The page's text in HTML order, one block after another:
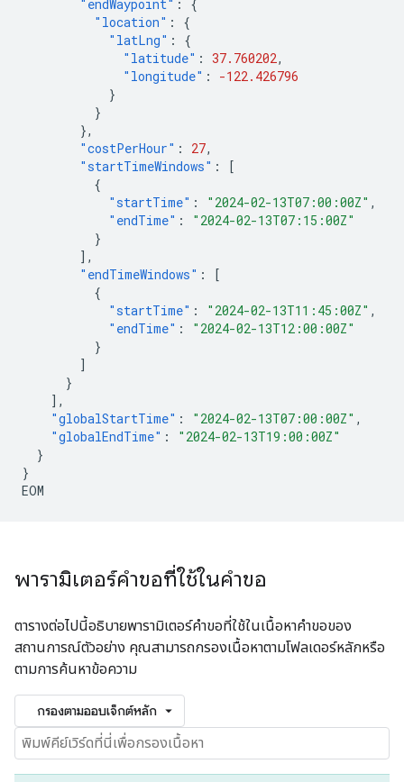
"endWaypoint" :
{
"location" :
{
"latLng" :
{
"latitude" : 37.760202,
"longitude" :
-122.426796
}
}
},
"costPerHour" : 27,
"startTimeWindows" :
[
{
"startTime" : "2024-02-13T07:00:00Z" ,
"endTime" :
"2024-02-13T07:15:00Z"
}
],
"endTimeWindows" :
[
{
"startTime" : "2024-02-13T11:45:00Z" ,
"endTime" :
"2024-02-13T12:00:00Z"
}
]
}
],
"globalStartTime" : "2024-02-13T07:00:00Z" ,
"globalEndTime" :
"2024-02-13T19:00:00Z"
}
}
EOM
พารามิเตอร์คำขอที่ใช้ในคำขอ
ตารางต่อไปนี้อธิบายพารามิเตอร์คำขอที่ใช้ในเนื้อหาคำขอของ
สถานการณ์ตัวอย่าง คุณสามารถกรองเนื้อหาตามโฟลเดอร์หลักหรือ
ตามการค้นหาข้อความ
กรองตามออบเจ็กต์หลัก